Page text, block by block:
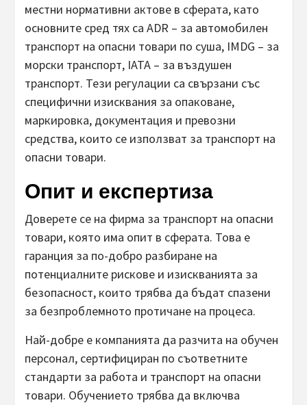
местни нормативни актове в сферата, като
основните сред тях са ADR – за автомобилен
транспорт на опасни товари по суша, IMDG – за
морски транспорт, IATA – за въздушен
транспорт. Тези регулации са свързани със
специфични изисквания за опаковане,
маркировка, документация и превозни
средства, които се използват за транспорт на
опасни товари.
Опит и експертиза
Доверете се на фирма за транспорт на опасни
товари, която има опит в сферата. Това е
гаранция за по-добро разбиране на
потенциалните рискове и изискванията за
безопасност, които трябва да бъдат спазени
за безпроблемното протичане на процеса.
Най-добре е компанията да разчита на обучен
персонал, сертифициран по съответните
стандарти за работа и транспорт на опасни
товари. Обучението трябва да включва